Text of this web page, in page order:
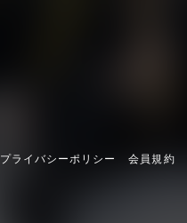
プライバシーポリシー 会員規約